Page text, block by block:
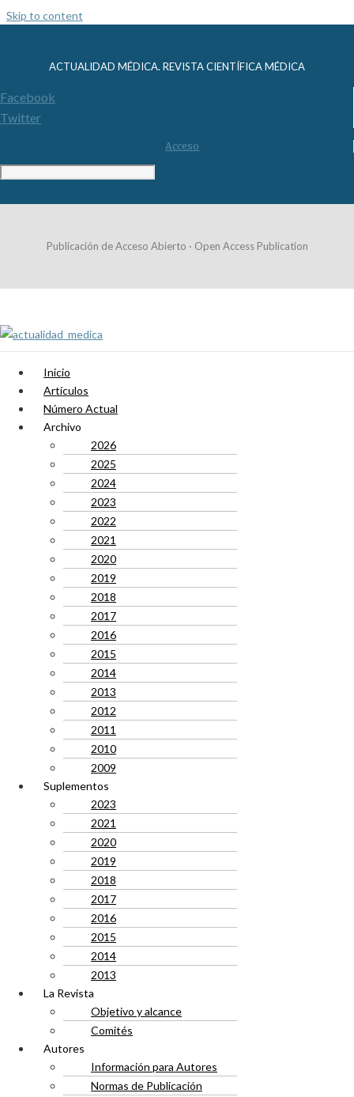
Skip to content
ACTUALIDAD MÉDICA. REVISTA CIENTÍFICA MÉDICA
Facebook
Twitter
Acceso
Publicación de Acceso Abierto · Open Access Publication
Inicio
Artículos
Número Actual
Archivo
2026
2025
2024
2023
2022
2021
2020
2019
2018
2017
2016
2015
2014
2013
2012
2011
2010
2009
Suplementos
2023
2021
2020
2019
2018
2017
2016
2015
2014
2013
La Revista
Objetivo y alcance
Comités
Autores
Información para Autores
Normas de Publicación